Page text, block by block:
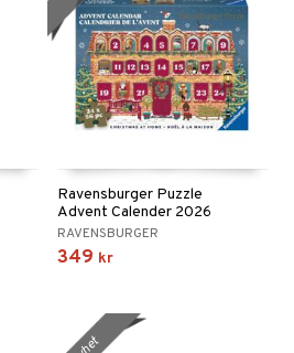
Ravensburger Puzzle
Advent Calender 2026
RAVENSBURGER
349 kr